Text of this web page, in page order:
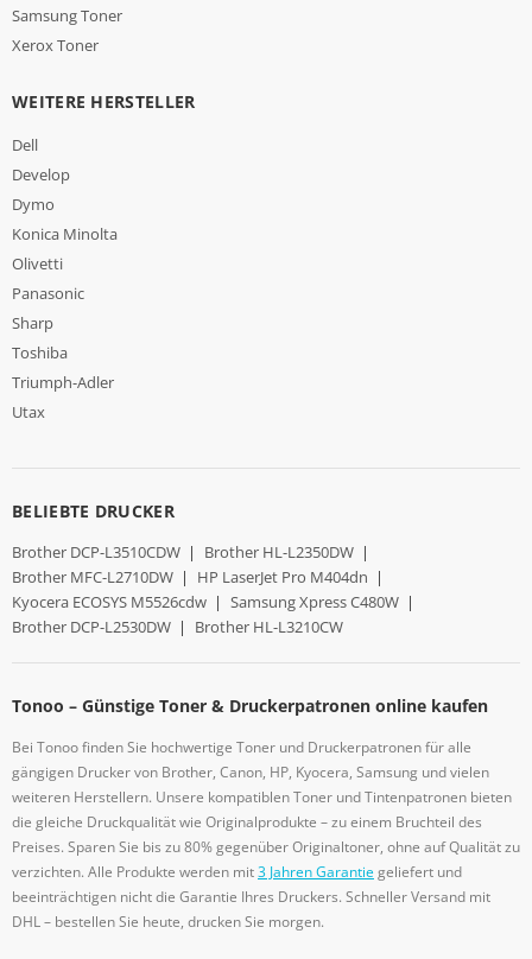
Samsung Toner
Xerox Toner
WEITERE HERSTELLER
Dell
Develop
Dymo
Konica Minolta
Olivetti
Panasonic
Sharp
Toshiba
Triumph-Adler
Utax
BELIEBTE DRUCKER
Brother DCP-L3510CDW | Brother HL-L2350DW |
Brother MFC-L2710DW | HP LaserJet Pro M404dn |
Kyocera ECOSYS M5526cdw | Samsung Xpress C480W |
Brother DCP-L2530DW | Brother HL-L3210CW
Tonoo – Günstige Toner & Druckerpatronen online kaufen
Bei Tonoo finden Sie hochwertige Toner und Druckerpatronen für alle
gängigen Drucker von Brother, Canon, HP, Kyocera, Samsung und vielen
weiteren Herstellern. Unsere kompatiblen Toner und Tintenpatronen bieten
die gleiche Druckqualität wie Originalprodukte – zu einem Bruchteil des
Preises. Sparen Sie bis zu 80% gegenüber Originaltoner, ohne auf Qualität zu
verzichten. Alle Produkte werden mit3 Jahren Garantiegeliefert und
beeinträchtigen nicht die Garantie Ihres Druckers. Schneller Versand mit
DHL – bestellen Sie heute, drucken Sie morgen.